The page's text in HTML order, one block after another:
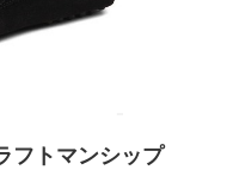
フトマンシップ